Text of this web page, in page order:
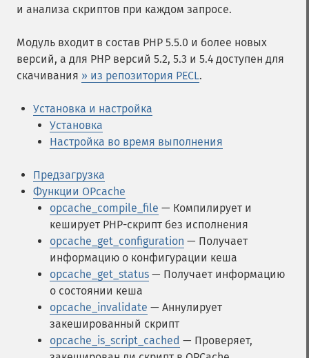
и анализа скриптов при каждом запросе.
Модуль входит в состав PHP 5.5.0 и более новых
версий, а для PHP версий 5.2, 5.3 и 5.4 доступен для
скачивания » из репозитория PECL.
Установка и настройка
Установка
Настройка во время выполнения
Предзагрузка
Функции OPcache
opcache_compile_file — Компилирует и
кеширует PHP-скрипт без исполнения
opcache_get_configuration — Получает
информацию о конфигурации кеша
opcache_get_status — Получает информацию
о состоянии кеша
opcache_invalidate — Аннулирует
закешированный скрипт
opcache_is_script_cached — Проверяет,